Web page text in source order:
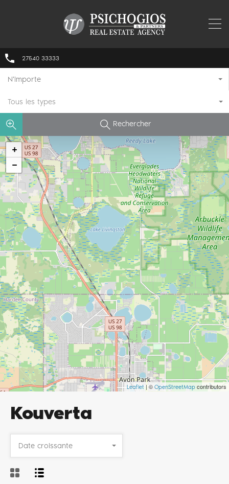
27540 33333
N'importe
Tous les types
Rechercher
+
−
Leaflet | © OpenStreetMap contributors
Kouverta
Date croissante